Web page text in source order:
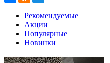
Рекомендуемые
Акции
Популярные
Новинки